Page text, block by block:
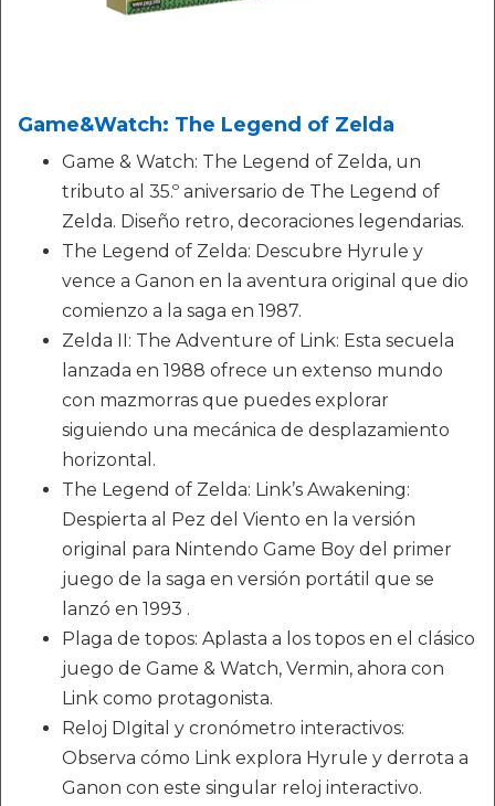
Game&Watch: The Legend of Zelda
Game & Watch: The Legend of Zelda, un
tributo al 35.º aniversario de The Legend of
Zelda. Diseño retro, decoraciones legendarias.
The Legend of Zelda: Descubre Hyrule y
vence a Ganon en la aventura original que dio
comienzo a la saga en 1987.
Zelda II: The Adventure of Link: Esta secuela
lanzada en 1988 ofrece un extenso mundo
con mazmorras que puedes explorar
siguiendo una mecánica de desplazamiento
horizontal.
The Legend of Zelda: Link’s Awakening:
Despierta al Pez del Viento en la versión
original para Nintendo Game Boy del primer
juego de la saga en versión portátil que se
lanzó en 1993 .
Plaga de topos: Aplasta a los topos en el clásico
juego de Game & Watch, Vermin, ahora con
Link como protagonista.
Reloj DIgital y cronómetro interactivos:
Observa cómo Link explora Hyrule y derrota a
Ganon con este singular reloj interactivo.